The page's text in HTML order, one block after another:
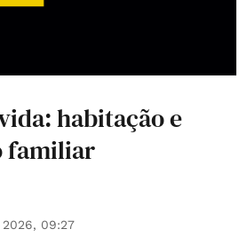
habitação e
familiar
2026, 09:27